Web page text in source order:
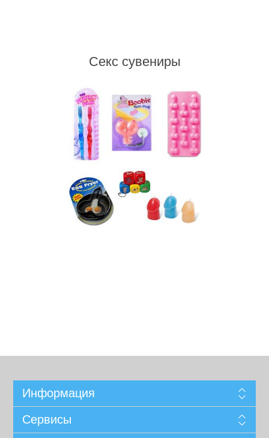
Секс сувениры
Информация
Сервисы